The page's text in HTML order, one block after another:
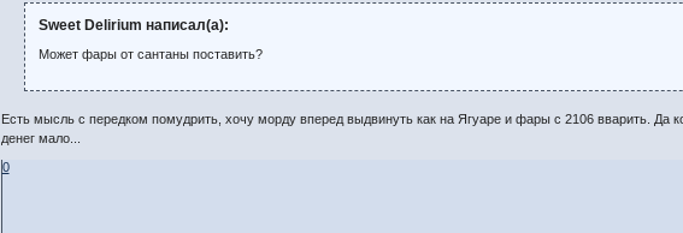
Sweet Delirium написал(а):
Может фары от сантаны поставить?
Есть мысль с передком помудрить, хочу морду вперед выдвинуть как на Ягуаре и фары с 2106 вварить.
денег мало...
0